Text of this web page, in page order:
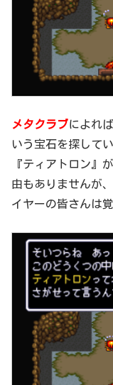
メタクラブによれ
いう宝石を探して
『ティアトロン』
由もありませんが
イヤーの皆さんは